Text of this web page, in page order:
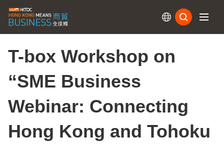
T-box Workshop on
“SME Business
Webinar: Connecting
Hong Kong and Tohoku